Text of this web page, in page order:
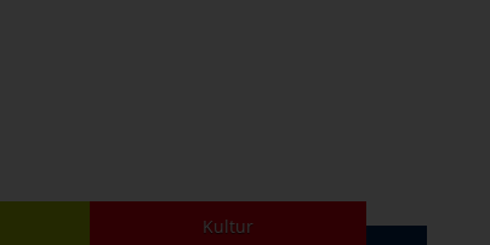
Kultur